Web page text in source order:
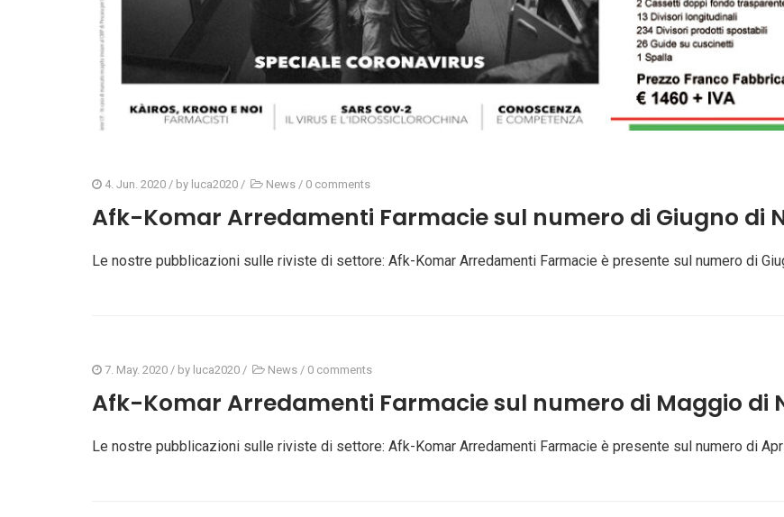
4. Jun. 2020 / by luca2020 / News / 0 comments
Afk-Komar Arredamenti Farmacie sul numero di Giugno di
Le nostre pubblicazioni sulle riviste di settore: Afk-Komar Arredamenti Farmacie è presente sul numero di
7. May. 2020 / by luca2020 / News / 0 comments
Afk-Komar Arredamenti Farmacie sul numero di Maggio di
Le nostre pubblicazioni sulle riviste di settore: Afk-Komar Arredamenti Farmacie è presente sul numero di